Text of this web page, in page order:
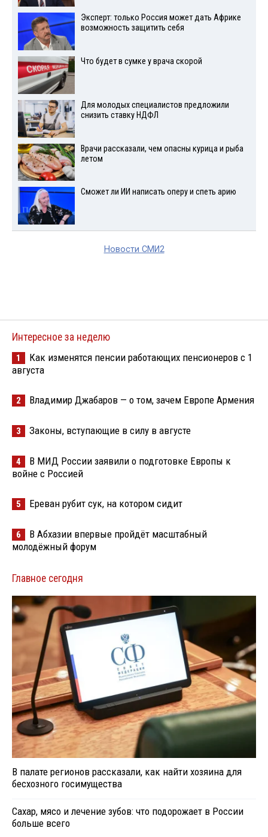
Эксперт: только Россия может дать Африке
возможность защитить себя
Что будет в сумке у врача скорой
Для молодых специалистов предложили
снизить ставку НДФЛ
Врачи рассказали, чем опасны курица и рыба
летом
Сможет ли ИИ написать оперу и спеть арию
Новости СМИ2
Интересное за неделю
1
Как изменятся пенсии работающих пенсионеров с 1
августа
2 Владимир Джабаров — о том, зачем Европе Армения
3 Законы, вступающие в силу в августе
4
В МИД России заявили о подготовке Европы к
войне с Россией
5 Ереван рубит сук, на котором сидит
6
В Абхазии впервые пройдёт масштабный
молодёжный форум
Главное сегодня
В палате регионов рассказали, как найти хозяина для
бесхозного госимущества
Сахар, мясо и лечение зубов: что подорожает в России
больше всего